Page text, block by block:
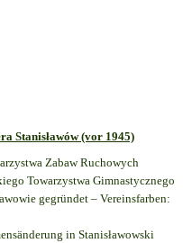
Stanisławów (vor 1945)
Zabaw Ruchowych
Towarzystwa Gimnastycznego
gegründet – Vereinsfarben:
in Stanisławowski